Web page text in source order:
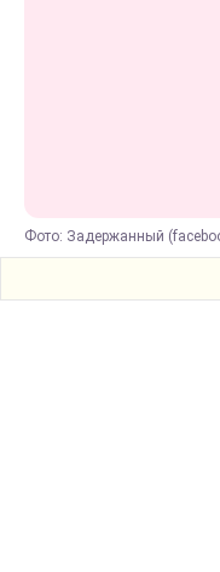
Фото: Задержанный